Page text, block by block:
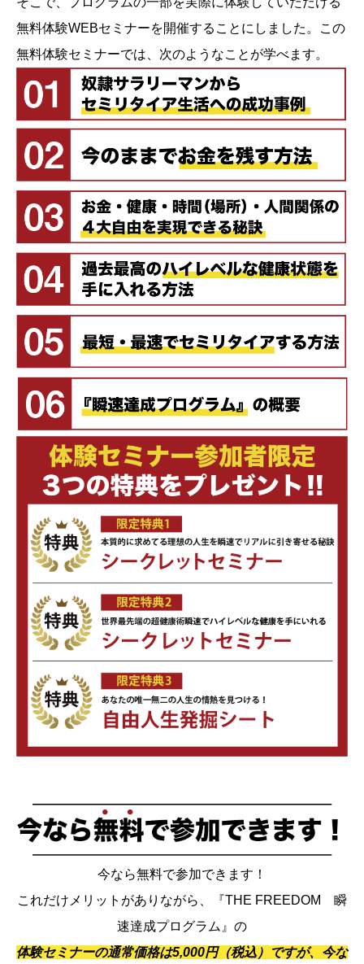
無料体験WEBセミナーを開催することにしました。この
無料体験セミナーでは、次のようなことが学べます。
今なら無料で参加できます！
これだけメリットがありながら、『THE FREEDOM 瞬
速達成プログラム』の
体験セミナーの通常価格は5,000円（税込）ですが、今な